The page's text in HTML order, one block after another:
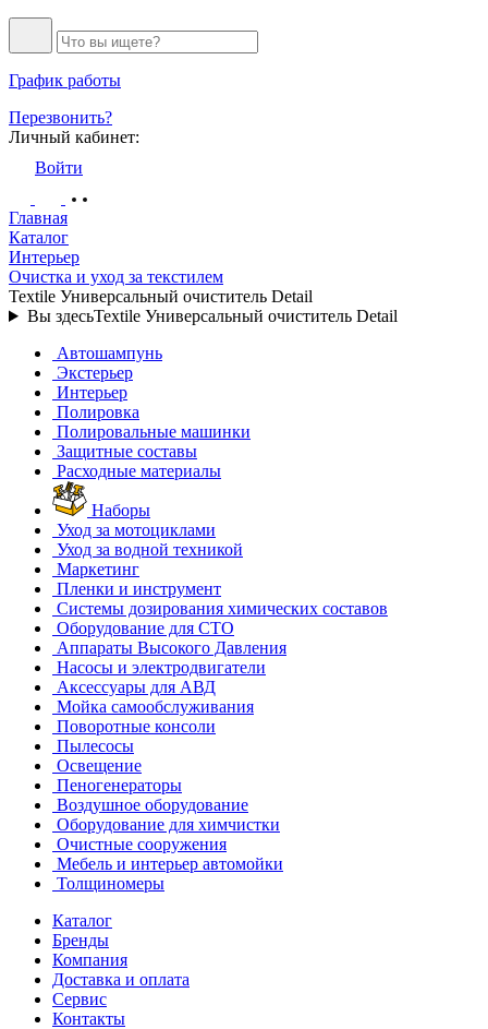
График работы
Перезвонить?
Личный кабинет:
Войти
Главная
Каталог
Интерьер
Очистка и уход за текстилем
Textile Универсальный очиститель Detail
Вы здесьTextile Универсальный очиститель Detail
Автошампунь
Экстерьер
Интерьер
Полировка
Полировальные машинки
Защитные составы
Расходные материалы
Наборы
Уход за мотоциклами
Уход за водной техникой
Маркетинг
Пленки и инструмент
Системы дозирования химических составов
Оборудование для СТО
Аппараты Высокого Давления
Насосы и электродвигатели
Аксессуары для АВД
Мойка самообслуживания
Поворотные консоли
Пылесосы
Освещение
Пеногенераторы
Воздушное оборудование
Оборудование для химчистки
Очистные сооружения
Мебель и интерьер автомойки
Толщиномеры
Каталог
Бренды
Компания
Доставка и оплата
Сервис
Контакты